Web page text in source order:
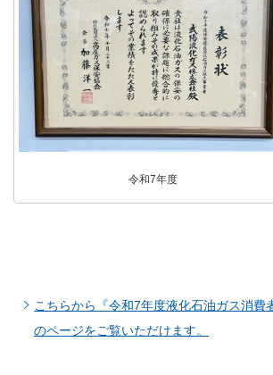
令和7年度
こちらから『令和7年度液化石油ガス消費
のページをご覧いただけます。